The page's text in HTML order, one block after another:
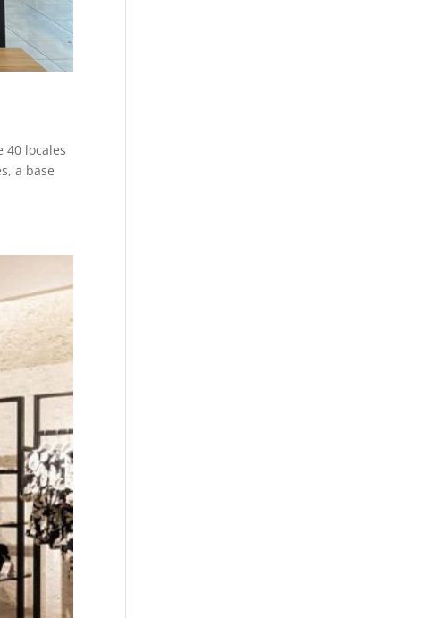
40 locales
a base